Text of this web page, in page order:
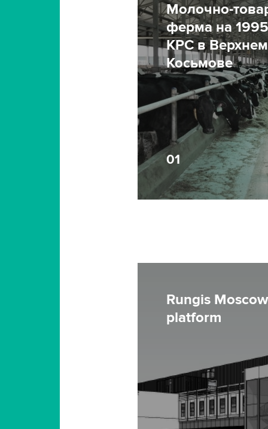
Молочно-
ферма на
КРС в Верхнем
Косьмове
01
Rungis
platform